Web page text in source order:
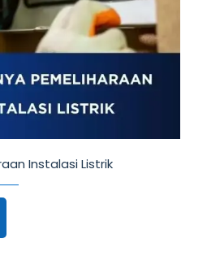
Instalasi Listrik